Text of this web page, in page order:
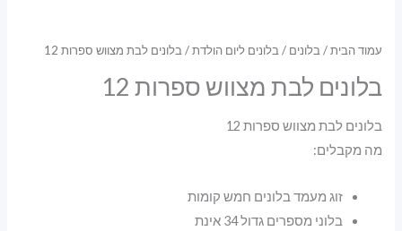
עמוד הבית/ בלונים / בלונים ליום הולדת/ בלונים לבת מצווש ספרות 12
בלונים לבת מצווש ספרות 12
בלונים לבת מצווש ספרות 12
מה מקבלים:
זוג מעמד בלונים חמש קומות
בלוני מספרים גדול 34 אינת